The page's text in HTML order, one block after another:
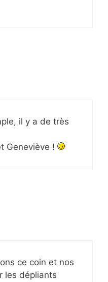
il y a de très
Geneviève !
ce coin et nos
les dépliants